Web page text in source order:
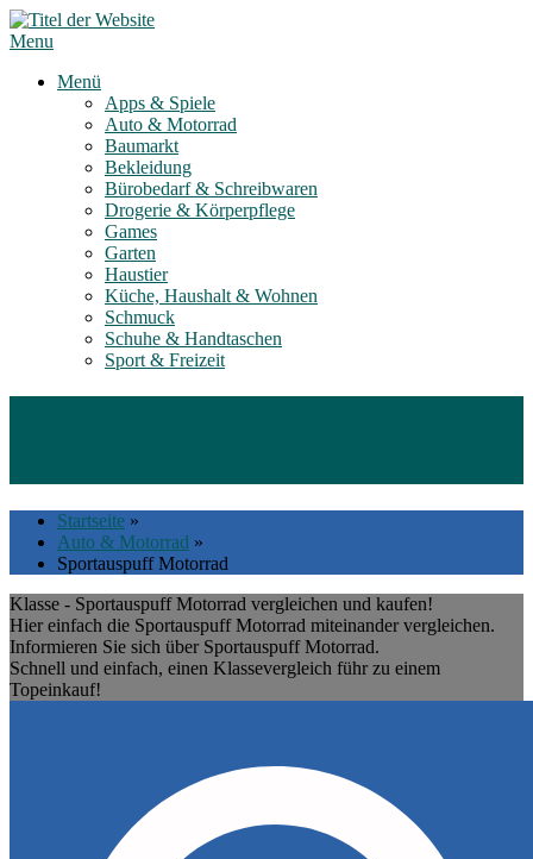
Skip
to
Menu
Menü
Apps & Spiele
Auto & Motorrad
Baumarkt
Bekleidung
Bürobedarf & Schreibwaren
Drogerie & Körperpflege
Games
Garten
Haustier
Küche, Haushalt & Wohnen
Schmuck
Schuhe & Handtaschen
Sport & Freizeit
Startseite »
Auto & Motorrad »
Sportauspuff Motorrad
Klasse - Sportauspuff Motorrad vergleichen und kaufen!
Hier einfach die Sportauspuff Motorrad miteinander vergleichen.
Informieren Sie sich über Sportauspuff Motorrad.
Schnell und einfach, einen Klassevergleich führ zu einem
Topeinkauf!